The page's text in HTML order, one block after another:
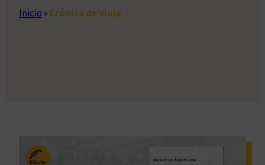
Inicio»Crónica de viaje